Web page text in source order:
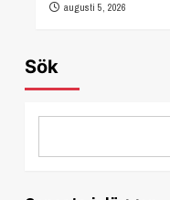
augusti 5, 2026
Sök